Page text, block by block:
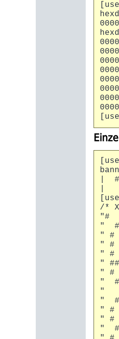
|
|
/*
"#
"
"
"
"
"
"
"
"
"
"
"